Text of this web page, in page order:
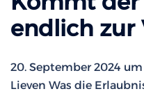
endlich zur
20. September 2024
Lieven Was die